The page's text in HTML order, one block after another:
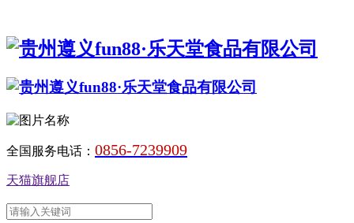
全国服务电话： 0856-7239909
天猫旗舰店